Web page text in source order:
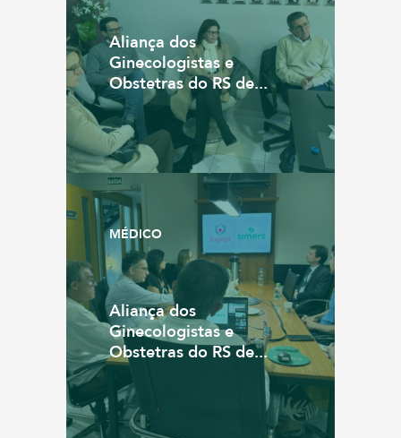
Aliança dos
Ginecologistas e
Obstetras do RS de...
MÉDICO
Aliança dos
Ginecologistas e
Obstetras do RS de...